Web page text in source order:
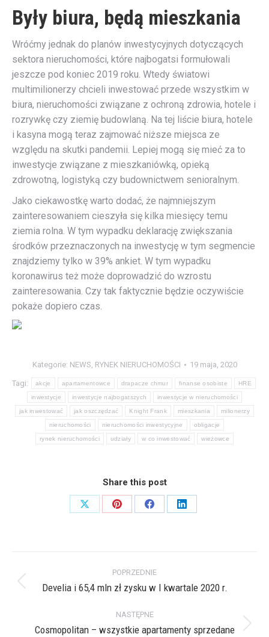
Były biura, będą mieszkania
Wróćmy jednak do planów inwestycyjnych dotyczących
sektora nieruchomości, które najbogatsi formułowali
jeszcze pod koniec 2019 roku. Wtedy światowi
multimilionerzy chcieli inwestować przede wszystkim w
biura, nieruchomości związane z ochroną zdrowia, hotele i
rozrywkę czy ziemię budowlaną. Na tej liście biura, hotele
i kasyna mogą teraz zajmować niższe miejsca ze
względu na skutki pandemii. Lepiej mogą się mieć za to
inwestycje związane z mieszkaniówką, opieką
zdrowotną, logistyką czy budownictwem senioralnym.
Jako ciekawostkę warto dodać, że najmniejszym
zainteresowaniem cieszyła się kilka miesięcy temu
ziemia rolna. W tym wypadku deklarację zwiększania
środków przeznaczonych na inwestycję w tym segmencie
znajdziemy tylko w 39% ankiet. W tym wypadku
koronawirus też może doprowadzić do wzrostu
zainteresowania. Czy tak faktycznie będzie oczywiście
pokaże dopiero czas.
Kategorie: NEWS, RYNEK NIERUCHOMOŚCI 19 maja, 2020
Tagi: akcje apartamentowce drapacze chmur finanse osobiste HRE
inwestycje inwestycje najbogatszych inwestycje w nieruchomości
jak inwestować jak oszczędzać Knight Frank mieszkania milionerzy
nieruchomości nieruchomości inwestycyjne obligacje
rynek nieruchomości udziały w co inwestować wieżowce
Share this post
Share
Share
Share
Share
wpisów
POPRZEDNIE
Poprzedni
Develia i 65,4 mln zł zysku w I kwartale 2020 r.
NASTĘPNE
Następny
Cosmopolitan – wszystkie apartamenty sprzedane